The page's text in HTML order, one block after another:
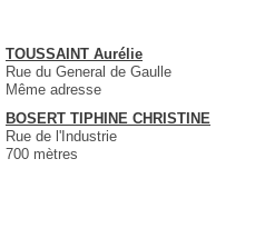
TOUSSAINT Aurélie
Rue du General de Gaulle
Même adresse
BOSERT TIPHINE CHRISTINE
Rue de l'Industrie
700 mètres